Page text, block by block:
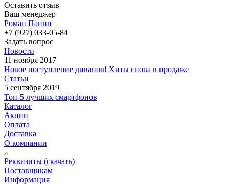
Оставить отзыв
Ваш менеджер
Роман Панин
+7 (927) 033-05-84
Задать вопрос
Новости
11 ноября 2017
Новое поступление диванов! Хиты снова в продаже
Статьи
5 сентября 2019
Топ-5 лучших смартфонов
Каталог
Акции
Оплата
Доставка
О компании
Реквизиты (скачать)
Поставщикам
Информация